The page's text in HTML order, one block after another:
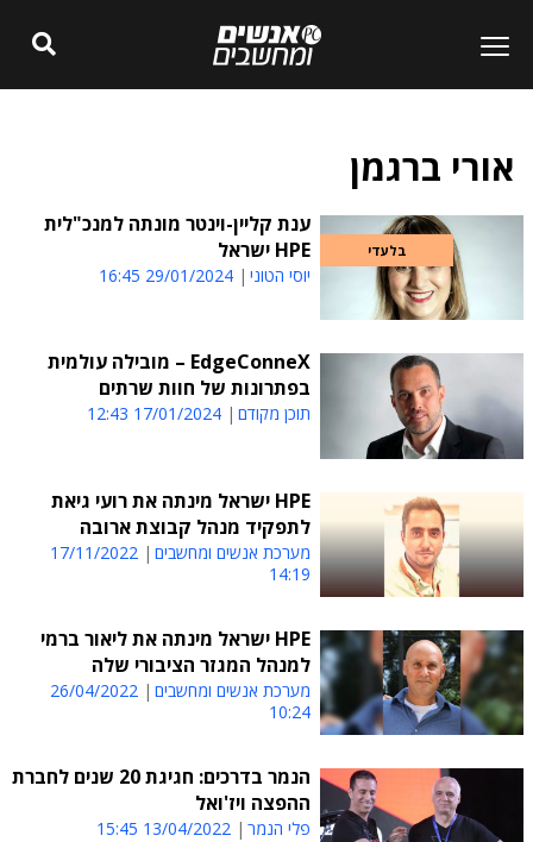
אורי ברגמן
בלעדי
ענת קליין-וינטר מונתה למנכ"לית
HPE ישראל
יוסי הטוני 29/01/2024 16:45
EdgeConneX – מובילה עולמית
בפתרונות של חוות שרתים
תוכן מקודם 17/01/2024 12:43
HPE ישראל מינתה את רועי גיאת
לתפקיד מנהל קבוצת ארובה
מערכת אנשים ומחשבים
17/11/2022
14:19
HPE ישראל מינתה את ליאור ברמי
למנהל המגזר הציבורי שלה
מערכת אנשים ומחשבים
26/04/2022
10:24
הנמר בדרכים: חגיגת 20 שנים לחברת
ההפצה ויז'ואל
פלי הנמר 13/04/2022 15:45